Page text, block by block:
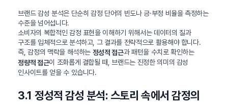
브랜드 감성 분석은 단순히 감정 단어의 빈도나 긍·부정 비율을 측정하는
수준을 넘어섭니다.
소비자의 복합적인 감정 표현을 이해하기 위해서는 데이터의 질과
구조를 입체적으로 분석하고, 그 결과를 전략적으로 활용해야 합니다.
즉, 감정의 맥락을 해석하는 정성적 접근과 패턴을 수치로 확인하는
정량적 접근이 조화롭게 결합될 때, 브랜드는 진정한 의미의 감성
인사이트를 얻을 수 있습니다.
3.1 정성적 감성 분석: 스토리 속에서 감정의